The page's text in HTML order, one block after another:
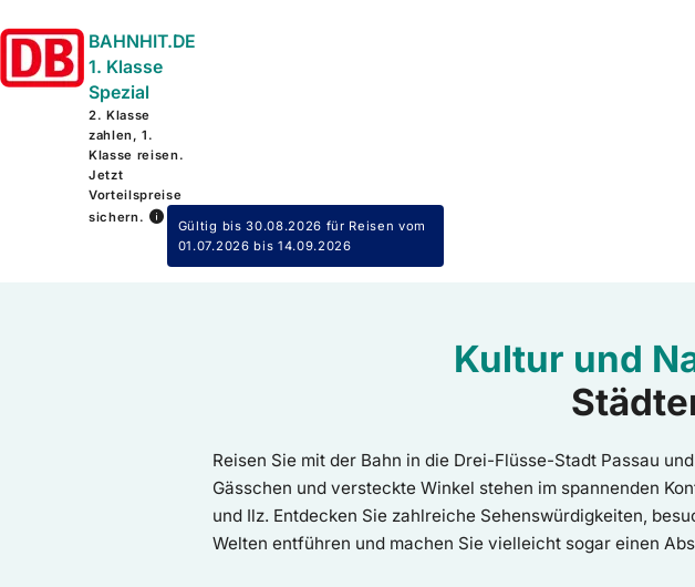
BAHNHIT.DE
1. Klasse
Spezial
2. Klasse
zahlen, 1.
Klasse reisen.
Jetzt
Vorteilspreise
sichern.
Gültig bis 30.08.2026 für Reisen vom
01.07.2026 bis 14.09.2026
Kultur und
Reisen Sie mit der Bahn in die Drei-Flüsse-Stadt Passau
Gässchen und versteckte Winkel stehen im spannenden
und Ilz. Entdecken Sie zahlreiche Sehenswürdigkeiten,
Welten entführen und machen Sie vielleicht sogar einen